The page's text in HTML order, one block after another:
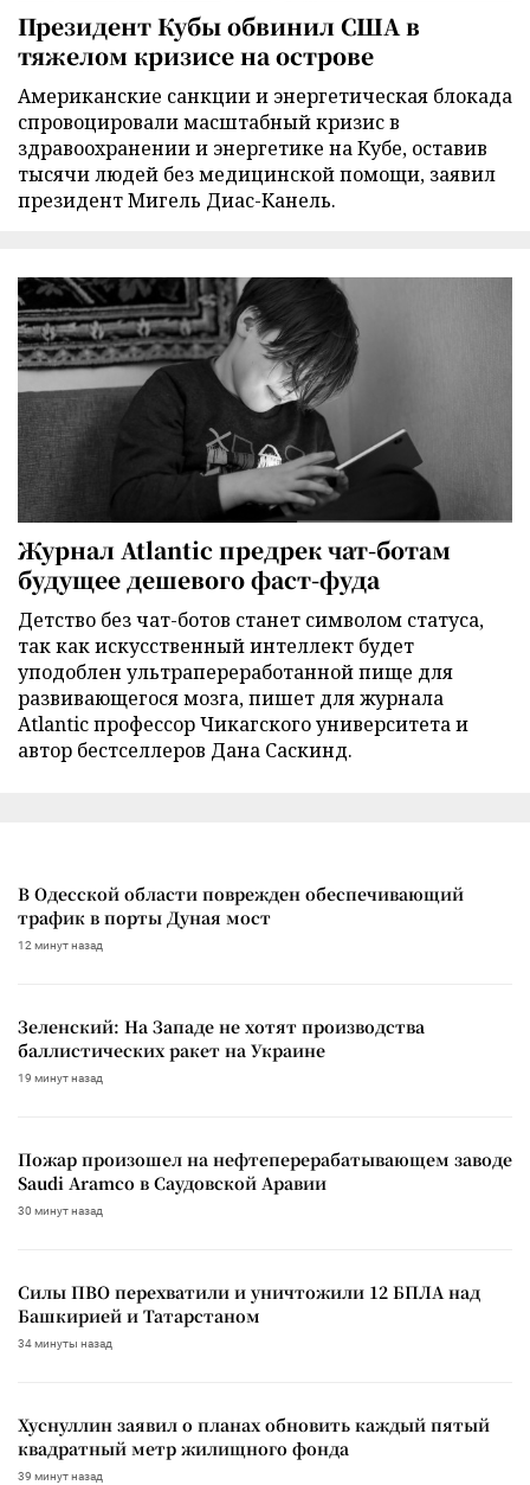
Президент Кубы обвинил США в
тяжелом кризисе на острове
Американские санкции и энергетическая блокада
спровоцировали масштабный кризис в
здравоохранении и энергетике на Кубе, оставив
тысячи людей без медицинской помощи, заявил
президент Мигель Диас-Канель.
Журнал Atlantic предрек чат-ботам
будущее дешевого фаст-фуда
Детство без чат-ботов станет символом статуса,
так как искусственный интеллект будет
уподоблен ультрапереработанной пище для
развивающегося мозга, пишет для журнала
Atlantic профессор Чикагского университета и
автор бестселлеров Дана Саскинд.
В Одесской области поврежден обеспечивающий
трафик в порты Дуная мост
12 минут назад
Зеленский: На Западе не хотят производства
баллистических ракет на Украине
19 минут назад
Пожар произошел на нефтеперерабатывающем заводе
Saudi Aramco в Саудовской Аравии
30 минут назад
Силы ПВО перехватили и уничтожили 12 БПЛА над
Башкирией и Татарстаном
34 минуты назад
Хуснуллин заявил о планах обновить каждый пятый
квадратный метр жилищного фонда
39 минут назад